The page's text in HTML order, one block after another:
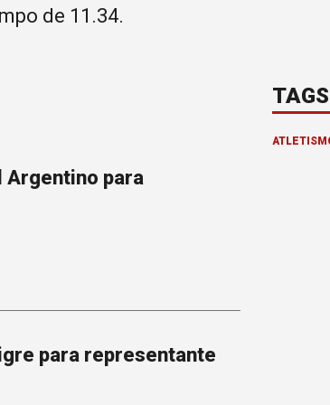
de 11.34.
Argentino para
para representante
TAGS